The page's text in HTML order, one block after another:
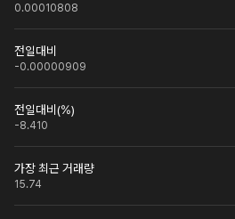
0.00010808
전일대비
-0.00000909
전일대비(%)
-8.410
가장 최근 거래량
15.74